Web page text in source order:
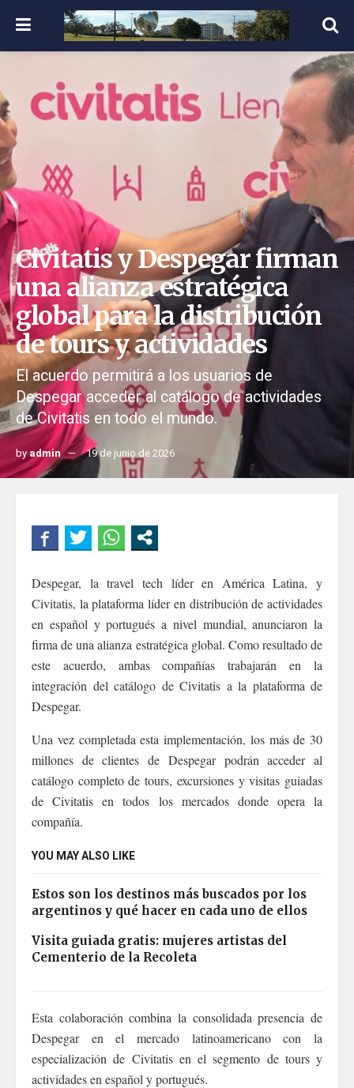
Civitatis y Despegar firman
una alianza estratégica
global para la distribución
de tours y actividades
El acuerdo permitirá a los usuarios de
Despegar acceder al catálogo de actividades
de Civitatis en todo el mundo.
by admin 19 de junio de 2026
Despegar, la travel tech líder en América Latina, y
Civitatis, la plataforma líder en distribución de actividades
en español y portugués a nivel mundial, anunciaron la
firma de una alianza estratégica global. Como resultado de
este acuerdo, ambas compañías trabajarán en la
integración del catálogo de Civitatis a la plataforma de
Despegar.
Una vez completada esta implementación, los más de 30
millones de clientes de Despegar podrán acceder al
catálogo completo de tours, excursiones y visitas guiadas
de Civitatis en todos los mercados donde opera la
compañía.
YOU MAY ALSO LIKE
Estos son los destinos más buscados por los
argentinos y qué hacer en cada uno de ellos
Visita guiada gratis: mujeres artistas del
Cementerio de la Recoleta
Esta colaboración combina la consolidada presencia de
Despegar en el mercado latinoamericano con la
especialización de Civitatis en el segmento de tours y
actividades en español y portugués.